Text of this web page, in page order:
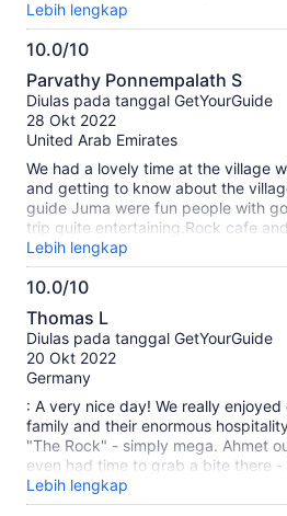
there was a cooking course at its
and coconut curry and then ate it
compliment to his wife. So now we
felt like cave divers. After that we
restaurant in the middle of the
picture book, we had a drink on the
driver bought us a watermelon,
the side of the road. All in all a 5
recommended again and again!
Lebih lengkap
10.0/10
10.0
dari
10
Parvathy Ponnempalath S
Diulas pada tanggal GetYourGuide
28 Okt 2022
United Arab Emirates
We had a lovely time at the village
and getting to know about the
guide Juma were fun people with
trip quite entertaining.Rock cafe
extremely beautiful but we assumed
there and did not know that it had
you do want to have food in that
experience and then after grooving
quite fun too.We had a really good
our paparazzi recommending
when in certain locations . Overall
and good service
Lebih lengkap
10.0/10
10.0
dari
10
Thomas L
Diulas pada tanggal GetYourGuide
20 Okt 2022
Germany
: A very nice day! We really
family and their enormous
"The Rock" - simply mega. Ahmet
even had time to grab a bite there -
never pressed for time and were
excursion in Kuza Cave
Lebih lengkap